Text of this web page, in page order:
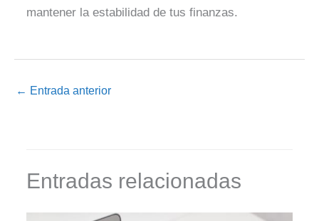
mantener la estabilidad de tus finanzas.
← Entrada anterior
Entradas relacionadas